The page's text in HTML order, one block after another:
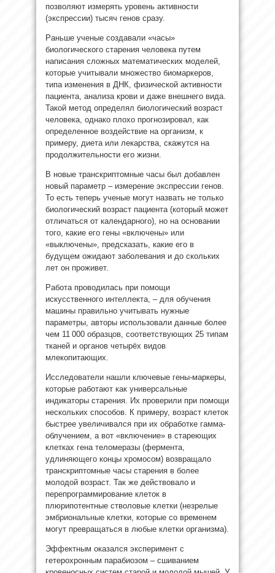
позволяют измерять уровень активности
(экспрессии) тысяч генов сразу.
Раньше ученые создавали «часы»
биологического старения человека путем
написания сложных математических моделей,
которые учитывали множество биомаркеров,
типа изменения в ДНК, физической активности
пациента, анализа крови и даже внешнего вида.
Такой метод определял биологический возраст
человека, однако плохо прогнозировал, как
определенное воздействие на организм, к
примеру, диета или лекарства, скажутся на
продолжительности его жизни.
В новые транскриптомные часы был добавлен
новый параметр – измерение экспрессии генов.
То есть теперь ученые могут назвать не только
биологический возраст пациента (который может
отличаться от календарного), но на основании
того, какие его гены «включены» или
«выключены», предсказать, какие его в
будущем ожидают заболевания и до скольких
лет он проживет.
Работа проводилась при помощи
искусственного интеллекта, – для обучения
машины правильно учитывать нужные
параметры, авторы использовали данные более
чем 11 000 образцов, соответствующих 25 типам
тканей и органов четырёх видов
млекопитающих.
Исследователи нашли ключевые гены-маркеры,
которые работают как универсальные
индикаторы старения. Их проверили при помощи
нескольких способов. К примеру, возраст клеток
быстрее увеличивался при их обработке гамма-
облучением, а вот «включение» в стареющих
клетках гена теломеразы (фермента,
удлиняющего концы хромосом) возвращало
транскриптомные часы старения в более
молодой возраст. Так же действовало и
перепрограммирование клеток в
плюрипотентные стволовые клетки (незрелые
эмбриональные клетки, которые со временем
могут превращаться в любые клетки организма).
Эффектным оказался эксперимент с
гетерохронным парабиозом – сшиванием